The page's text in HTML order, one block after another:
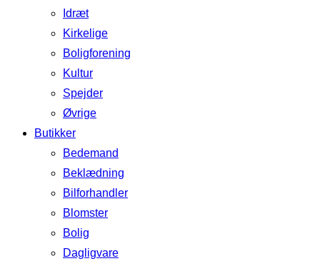
Idræt
Kirkelige
Boligforening
Kultur
Spejder
Øvrige
Butikker
Bedemand
Beklædning
Bilforhandler
Blomster
Bolig
Dagligvare